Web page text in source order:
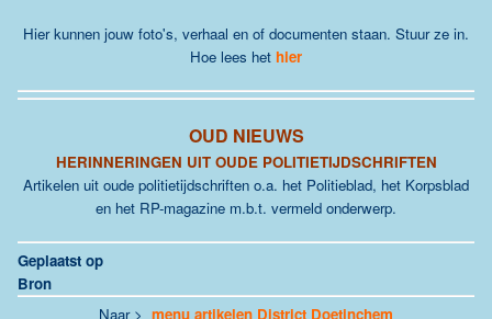
Hier kunnen jouw foto's, verhaal en of documenten staan. Stuur ze in.
Hoe lees het hier
OUD NIEUWS
HERINNERINGEN UIT OUDE POLITIETIJDSCHRIFTEN
Artikelen uit oude politietijdschriften o.a. het Politieblad, het Korpsblad
en het RP-magazine m.b.t. vermeld onderwerp.
Geplaatst op
Bron
Naar > menu artikelen District Doetinchem